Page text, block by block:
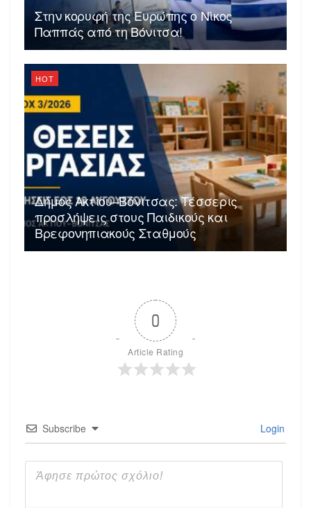
Στην κορυφή της Ευρώπης ο Νίκος
Παππάς από τη Βόνιτσα!
HOT
Δήμος Ακτίου–Βόνιτσας: Τέσσερις
προσλήψεις στους Παιδικούς και
Βρεφονηπιακούς Σταθμούς
0
Article Rating
Subscribe Login